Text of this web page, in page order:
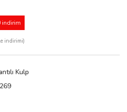
indirim
indirimi)
Kulp